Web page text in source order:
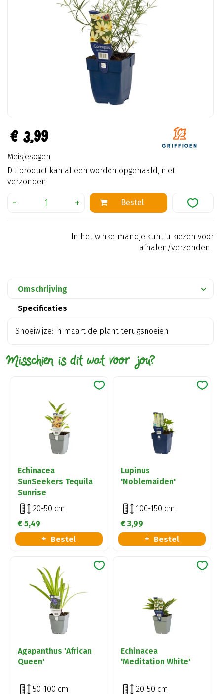
€ 3,99
Meisjesogen
Dit product kan alleen worden opgehaald, niet
verzonden
In het winkelmandje kunt u kiezen voor
afhalen/verzenden.
Omschrijving
Specificaties
Snoeiwijze: in maart de plant terugsnoeien
Misschien is dit wat voor jou?
Echinacea
SunSeekers Tequila
Sunrise
20-50 cm
€ 5,49
Bestel
Lupinus
'Noblemaiden'
100-150 cm
€ 3,99
Bestel
Agapanthus 'African
Queen'
50-100 cm
Echinacea
'Meditation White'
20-50 cm